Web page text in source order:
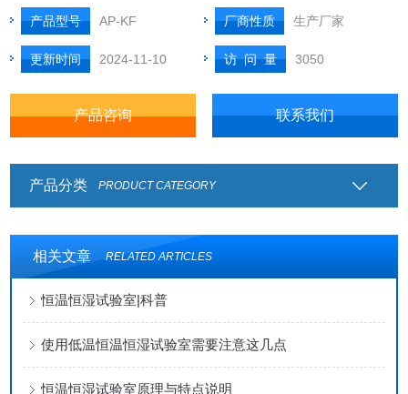
±2%R.H。
产品型号 AP-KF 厂商性质 生产厂家
更新时间 2024-11-10 访 问 量 3050
产品咨询 联系我们
产品分类 PRODUCT CATEGORY
相关文章 RELATED ARTICLES
恒温恒湿试验室|科普
使用低温恒温恒湿试验室需要注意这几点
恒温恒湿试验室原理与特点说明